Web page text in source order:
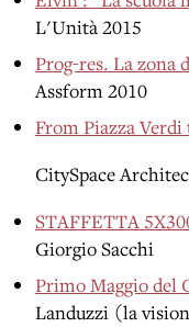
L'Unità 2015
Prog-res. La zona
Assform 2010
From Piazza
CitySpace
STAFFETTA
Giorgio Sacchi
Primo Maggio del
Landuzzi (la